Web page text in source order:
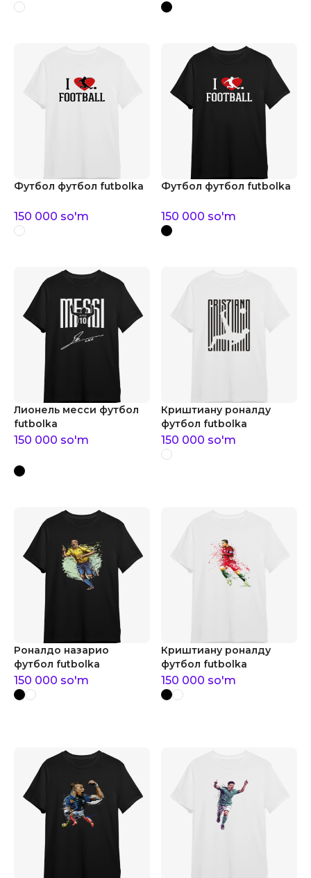
Футбол футбол futbolka
150 000 so'm
Футбол футбол futbolka
150 000 so'm
Лионель месси футбол
futbolka
150 000 so'm
Криштиану роналду
футбол futbolka
150 000 so'm
Роналдо назарио
футбол futbolka
150 000 so'm
Криштиану роналду
футбол futbolka
150 000 so'm